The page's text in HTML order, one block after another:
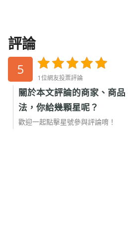
評論
5
1位網友投票評論
關於本文評論的商家、商
法，你給幾顆星呢？
歡迎一起點擊星號參與評論唷！